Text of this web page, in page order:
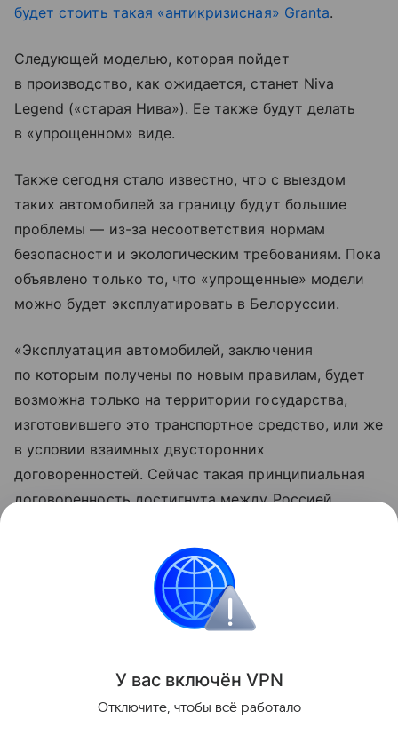
будет стоить такая «антикризисная» Granta.
Следующей моделью, которая пойдет
в производство, как ожидается, станет Niva
Legend («старая Нива»). Ее также будут делать
в «упрощенном» виде.
Также сегодня стало известно, что с выездом
таких автомобилей за границу будут большие
проблемы — из-за несоответствия нормам
безопасности и экологическим требованиям. Пока
объявлено только то, что «упрощенные» модели
можно будет эксплуатировать в Белоруссии.
«Эксплуатация автомобилей, заключения
по которым получены по новым правилам, будет
возможна только на территории государства,
изготовившего это транспортное средство, или же
в условии взаимных двусторонних
договоренностей. Сейчас такая принципиальная
договоренность достигнута между Россией
Контент недоступен
Автопром России Российские
У вас включён VPN
Отключите, чтобы всё работало